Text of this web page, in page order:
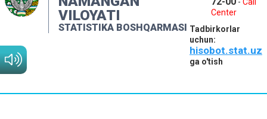
VILOYATI
STATISTIKA BOSHQARMASI
Center
Tadbirkorlar
uchun:
hisobot.stat.uz
ga o'tish
MATBUOT XIZMATI
MUROJAATLAR